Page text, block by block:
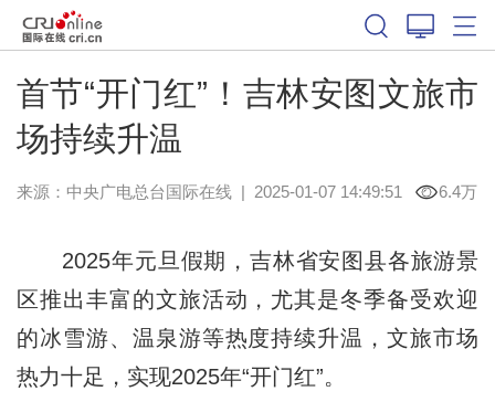
首节“开门红”！吉林安图文旅市
场持续升温
来源：中央广电总台国际在线| 2025-01-07 14:49:51 6.4万
2025年元旦假期，吉林省安图县各旅游景
区推出丰富的文旅活动，尤其是冬季备受欢迎
的冰雪游、温泉游等热度持续升温，文旅市场
热力十足，实现2025年“开门红”。